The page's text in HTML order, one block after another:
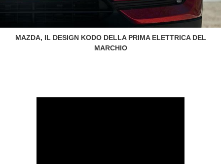
MAZDA, IL DESIGN KODO DELLA PRIMA ELETTRICA DEL
MARCHIO